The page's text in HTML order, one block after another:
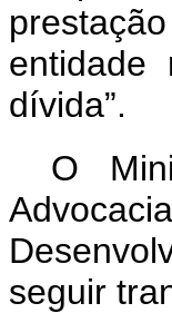
entidade
dívida”.
O
seguir